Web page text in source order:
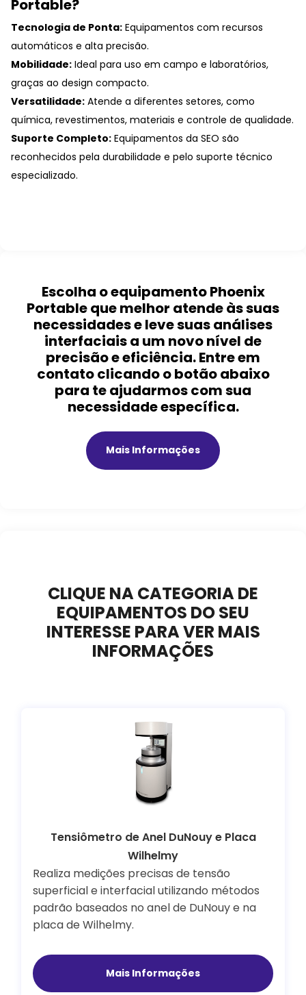
Portable?
Tecnologia de Ponta: Equipamentos com recursos
automáticos e alta precisão.
Mobilidade: Ideal para uso em campo e laboratórios,
graças ao design compacto.
Versatilidade: Atende a diferentes setores, como
química, revestimentos, materiais e controle de qualidade.
Suporte Completo: Equipamentos da SEO são
reconhecidos pela durabilidade e pelo suporte técnico
especializado.
Escolha o equipamento Phoenix
Portable que melhor atende às suas
necessidades e leve suas análises
interfaciais a um novo nível de
precisão e eficiência. Entre em
contato clicando o botão abaixo
para te ajudarmos com sua
necessidade específica.
Mais Informações
CLIQUE NA CATEGORIA DE
EQUIPAMENTOS DO SEU
INTERESSE PARA VER MAIS
INFORMAÇÕES
Tensiômetro de Anel DuNouy e Placa
Wilhelmy
Realiza medições precisas de tensão
superficial e interfacial utilizando métodos
padrão baseados no anel de DuNouy e na
placa de Wilhelmy.
Mais Informações